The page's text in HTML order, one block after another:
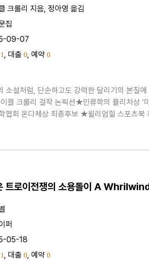
크롤리 지음, 정아영 옮김
집
09-07
1, 대출 0, 예약 0
소설처럼, 단순하고도 강력한 달리기의 본
클 크롤리 걸작 논픽션★인류학의 퓰리처상 ‘
협회 온다체상 최종후보 ★윌리엄힐 스포츠북
트로이전쟁의 소용돌이 A
퍼
05-18
1, 대출 0, 예약 0